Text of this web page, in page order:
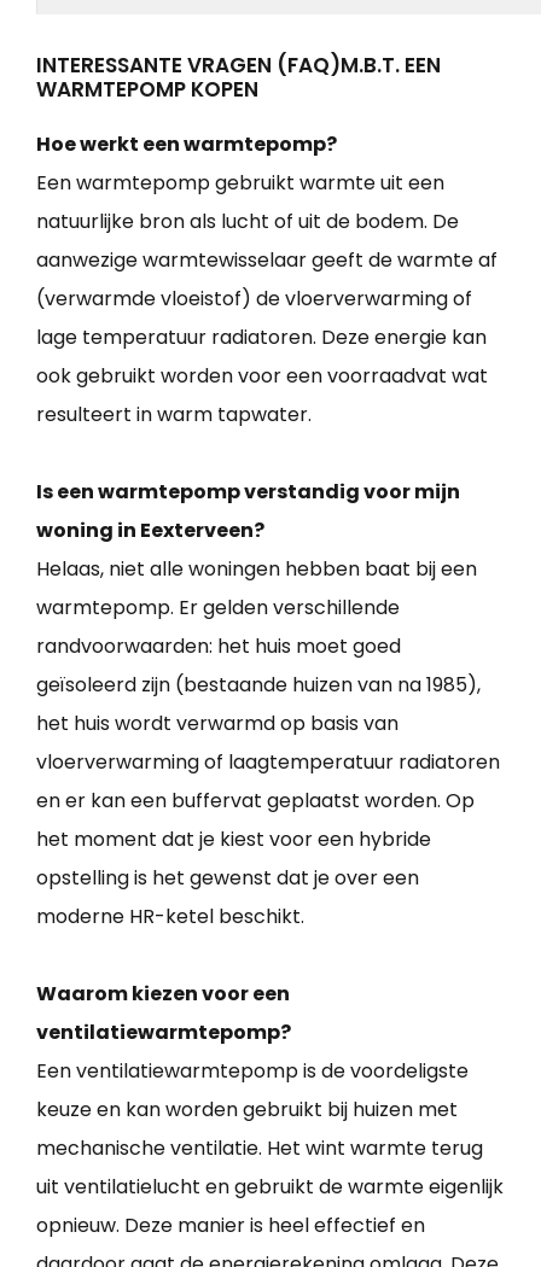
INTERESSANTE VRAGEN (FAQ)M.B.T. EEN
WARMTEPOMP KOPEN
Hoe werkt een warmtepomp?
Een warmtepomp gebruikt warmte uit een
natuurlijke bron als lucht of uit de bodem. De
aanwezige warmtewisselaar geeft de warmte af
(verwarmde vloeistof) de vloerverwarming of
lage temperatuur radiatoren. Deze energie kan
ook gebruikt worden voor een voorraadvat wat
resulteert in warm tapwater.
Is een warmtepomp verstandig voor mijn
woning in Eexterveen?
Helaas, niet alle woningen hebben baat bij een
warmtepomp. Er gelden verschillende
randvoorwaarden: het huis moet goed
geïsoleerd zijn (bestaande huizen van na 1985),
het huis wordt verwarmd op basis van
vloerverwarming of laagtemperatuur radiatoren
en er kan een buffervat geplaatst worden. Op
het moment dat je kiest voor een hybride
opstelling is het gewenst dat je over een
moderne HR-ketel beschikt.
Waarom kiezen voor een
ventilatiewarmtepomp?
Een ventilatiewarmtepomp is de voordeligste
keuze en kan worden gebruikt bij huizen met
mechanische ventilatie. Het wint warmte terug
uit ventilatielucht en gebruikt de warmte eigenlijk
opnieuw. Deze manier is heel effectief en